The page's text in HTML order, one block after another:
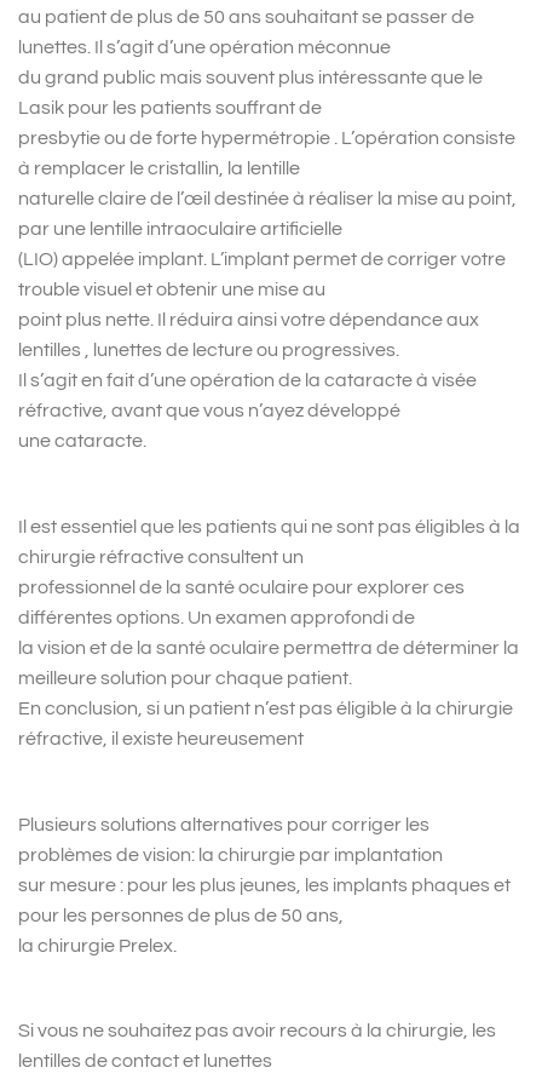
au patient de plus de 50 ans souhaitant se passer de
lunettes. Il s’agit d’une opération méconnue
du grand public mais souvent plus intéressante que le
Lasik pour les patients souffrant de
presbytie ou de forte hypermétropie . L’opération consiste
à remplacer le cristallin, la lentille
naturelle claire de l’œil destinée à réaliser la mise au point,
par une lentille intraoculaire artificielle
(LIO) appelée implant. L’implant permet de corriger votre
trouble visuel et obtenir une mise au
point plus nette. Il réduira ainsi votre dépendance aux
lentilles , lunettes de lecture ou progressives.
Il s’agit en fait d’une opération de la cataracte à visée
réfractive, avant que vous n’ayez développé
une cataracte.
Il est essentiel que les patients qui ne sont pas éligibles à la
chirurgie réfractive consultent un
professionnel de la santé oculaire pour explorer ces
différentes options. Un examen approfondi de
la vision et de la santé oculaire permettra de déterminer la
meilleure solution pour chaque patient.
En conclusion, si un patient n’est pas éligible à la chirurgie
réfractive, il existe heureusement
Plusieurs solutions alternatives pour corriger les
problèmes de vision: la chirurgie par implantation
sur mesure : pour les plus jeunes, les implants phaques et
pour les personnes de plus de 50 ans,
la chirurgie Prelex.
Si vous ne souhaitez pas avoir recours à la chirurgie, les
lentilles de contact et lunettes